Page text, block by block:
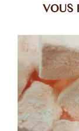
VOUS